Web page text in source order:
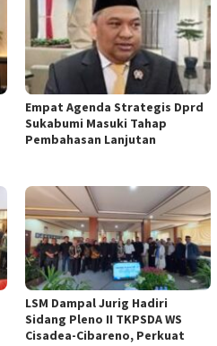
Empat Agenda Strategis Dprd
Sukabumi Masuki Tahap
Pembahasan Lanjutan
LSM Dampal Jurig Hadiri
Sidang Pleno II TKPSDA WS
Cisadea-Cibareno, Perkuat